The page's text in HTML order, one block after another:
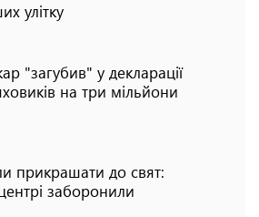
улітку
"загубив" у декларації
на три мільйони
прикрашати до свят:
заборонили